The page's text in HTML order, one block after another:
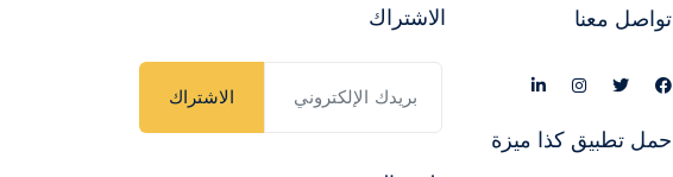
تواصل معنا
حمل تطبيق كذا ميزة
الاشتراك
الاشتراك